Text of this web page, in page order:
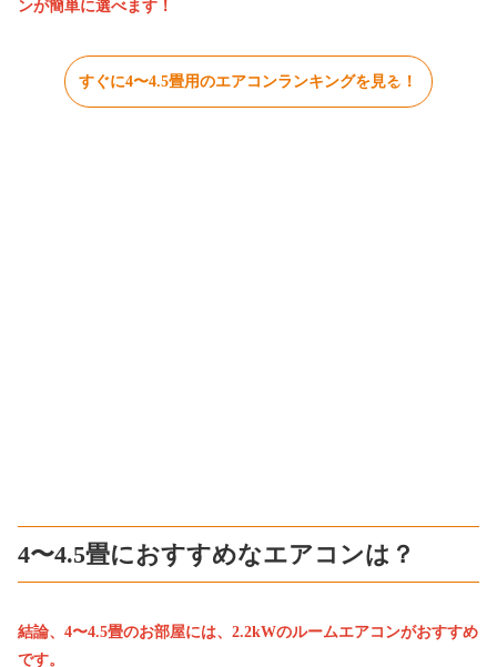
ンが簡単に選べます！
すぐに4〜4.5畳用のエアコンランキングを見る！
4〜4.5畳におすすめなエアコンは？
結論、4〜4.5畳のお部屋には、2.2kWのルームエアコンがおすすめ
です。